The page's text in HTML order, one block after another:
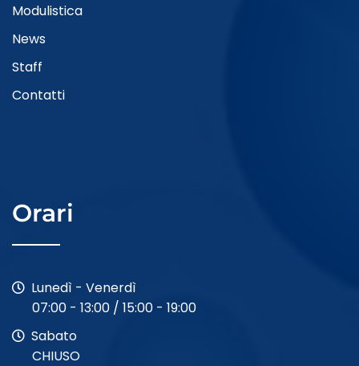
Modulistica
News
Staff
Contatti
Orari
Lunedì - Venerdì
07:00 - 13:00 / 15:00 - 19:00
Sabato
CHIUSO